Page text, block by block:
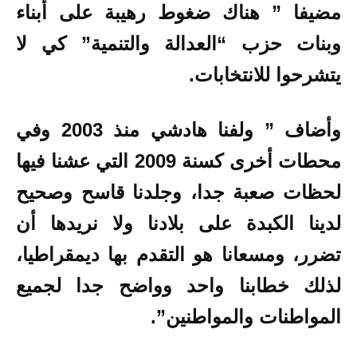
مضيفا ” هناك ضغوط رهيبة على أبناء
وبنات حزب “العدالة والتنمية” كي لا
يتشرحوا للانتخابات.
وأضاف ” ولفنا هادشي منذ 2003 وفي
محطات أخرى كسنة 2009 التي عشنا فيها
لحظات صعبة جدا، وجلدنا قاسح وصحيح
لدينا الكبدة على بلادنا ولا نريدها أن
تضرر، ومسعانا هو التقدم بها ديمقراطيا،
لذلك خطابنا واحد وواضح جدا لجميع
المواطنات والمواطنين”.